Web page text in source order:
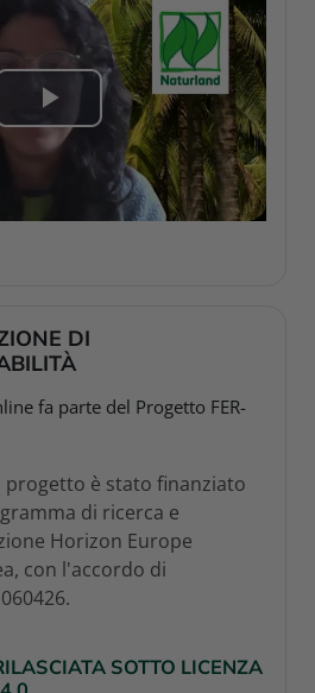
P
a
V
e
o
DI
fa parte del Progetto FER-
progetto è stato finanziato
di ricerca e
Horizon Europe
con l'accordo di
SOTTO LICENZA